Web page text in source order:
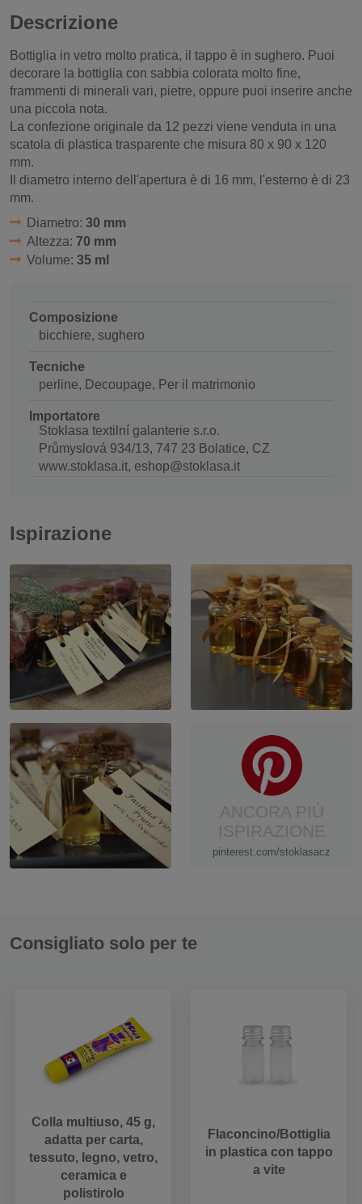
Descrizione
Bottiglia in vetro molto pratica, il tappo è in sughero. Puoi
decorare la bottiglia con sabbia colorata molto fine,
frammenti di minerali vari, pietre, oppure puoi inserire anche
una piccola nota.
La confezione originale da 12 pezzi viene venduta in una
scatola di plastica trasparente che misura 80 x 90 x 120
mm.
Il diametro interno dell'apertura è di 16 mm, l'esterno è di 23
mm.
Diametro: 30 mm
Altezza: 70 mm
Volume: 35 ml
Composizione
bicchiere, sughero
Tecniche
perline, Decoupage, Per il matrimonio
Importatore
Stoklasa textilní galanterie s.r.o.
Průmyslová 934/13, 747 23 Bolatice, CZ
www.stoklasa.it, eshop@stoklasa.it
Ispirazione
pinterest.com/stoklasacz
Consigliato solo per te
Colla multiuso, 45 g,
adatta per carta,
tessuto, legno, vetro,
ceramica e
polistirolo
Flaconcino/Bottiglia
in plastica con tappo
a vite